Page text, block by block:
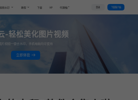
视频水印 教程 下载 VIP 代理推广 登录 下载客户端
-轻松美化图片视频
图片视频一键去水印，手机电脑均可使用
立即体验